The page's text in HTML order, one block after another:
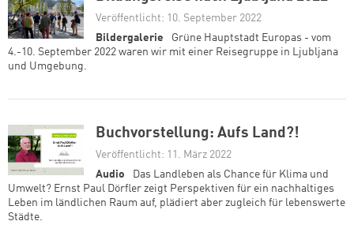
Veröffentlicht: 10. September 2022
Bildergalerie
Grüne Hauptstadt Europas - vom
4.-10. September 2022 waren wir mit einer Reisegruppe in Ljubljana
und Umgebung.
Buchvorstellung: Aufs Land?!
Veröffentlicht: 11. März 2022
Audio
Das Landleben als Chance für Klima und
Umwelt? Ernst Paul Dörfler zeigt Perspektiven für ein nachhaltiges
Leben im ländlichen Raum auf, plädiert aber zugleich für lebenswerte
Städte.